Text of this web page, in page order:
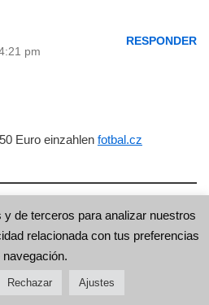
pm
RESPONDER
Euro einzahlen fotbal.cz
pm
RESPONDER
de terceros para analizar nuestros
relacionada con tus preferencias
navegación.
Rechazar Ajustes